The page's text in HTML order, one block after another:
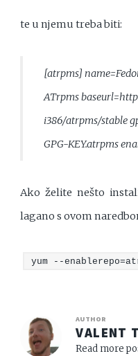
te u njemu treba biti:
[atrpms]
ATrpms
i386/atrpms/stable
GPG-KEY.atrpms
Ako želite nešto
lagano s ovom
yum --
AUTHOR
VALENT
Read more